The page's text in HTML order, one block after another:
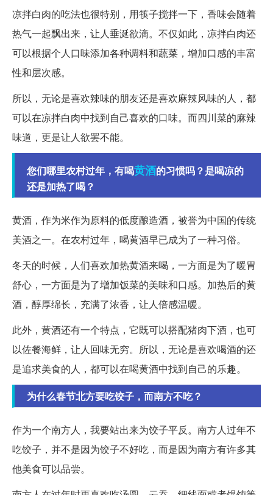
凉拌白肉的吃法也很特别，用筷子搅拌一下，香味会随着
热气一起飘出来，让人垂涎欲滴。不仅如此，凉拌白肉还
可以根据个人口味添加各种调料和蔬菜，增加口感的丰富
性和层次感。
所以，无论是喜欢辣味的朋友还是喜欢麻辣风味的人，都
可以在凉拌白肉中找到自己喜欢的口味。而四川菜的麻辣
味道，更是让人欲罢不能。
您们哪里农村过年，有喝黄酒的习惯吗？是喝凉的
还是加热了喝？
黄酒，作为米作为原料的低度酿造酒，被誉为中国的传统
美酒之一。在农村过年，喝黄酒早已成为了一种习俗。
冬天的时候，人们喜欢加热黄酒来喝，一方面是为了暖胃
舒心，一方面是为了增加饭菜的美味和口感。加热后的黄
酒，醇厚绵长，充满了浓香，让人倍感温暖。
此外，黄酒还有一个特点，它既可以搭配猪肉下酒，也可
以佐餐海鲜，让人回味无穷。所以，无论是喜欢喝酒的还
是追求美食的人，都可以在喝黄酒中找到自己的乐趣。
为什么春节北方要吃饺子，而南方不吃？
作为一个南方人，我要站出来为饺子平反。南方人过年不
吃饺子，并不是因为饺子不好吃，而是因为南方有许多其
他美食可以品尝。